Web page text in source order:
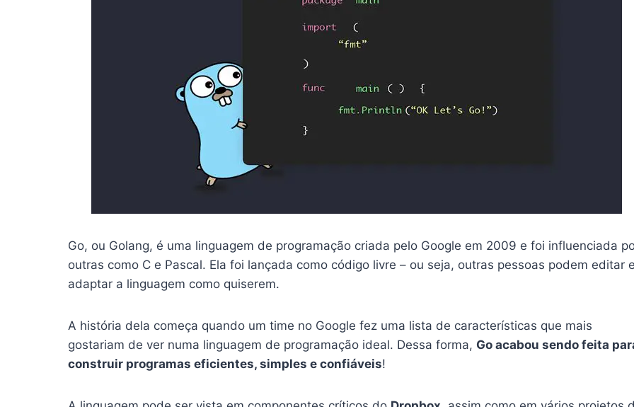
Go, ou Golang, é uma linguagem de programação criada pelo Google em 2009 e foi influenciada
outras como C e Pascal. Ela foi lançada como código livre – ou seja, outras pessoas podem editar
adaptar a linguagem como quiserem.
A história dela começa quando um time no Google fez uma lista de características que mais
gostariam de ver numa linguagem de programação ideal. Dessa forma, Go acabou sendo feita
construir programas eficientes, simples e confiáveis!